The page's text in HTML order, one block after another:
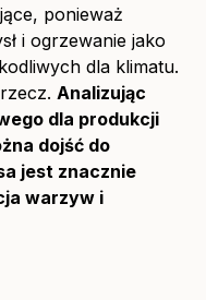
ponieważ
i ogrzewanie jako
dla klimatu.
Analizując
dla produkcji
dojść do
jest znacznie
warzyw i